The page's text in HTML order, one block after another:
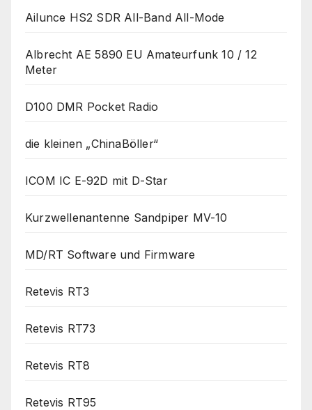
Ailunce HS2 SDR All-Band All-Mode
Albrecht AE 5890 EU Amateurfunk 10 / 12
Meter
D100 DMR Pocket Radio
die kleinen „ChinaBöller“
ICOM IC E-92D mit D-Star
Kurzwellenantenne Sandpiper MV-10
MD/RT Software und Firmware
Retevis RT3
Retevis RT73
Retevis RT8
Retevis RT95